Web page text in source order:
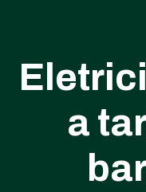
a